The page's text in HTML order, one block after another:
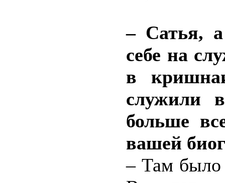
– Сатья,
себе на
в
служили
больше
вашей
– Там было